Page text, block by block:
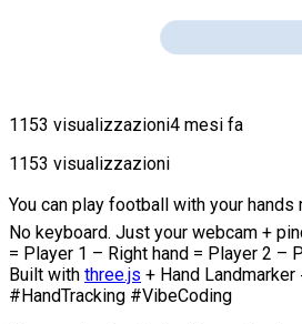
1153 visualizzazioni4 mesi fa
1153 visualizzazioni
You can play football with your hands
No keyboard. Just your webcam +
= Player 1 – Right hand = Player 2 –
Built with three.js + Hand
#HandTracking #VibeCoding